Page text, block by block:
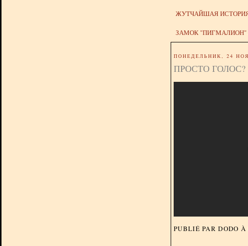
ЖУТЧАЙШАЯ
ЗАМОК
ПОНЕДЕЛЬНИК, 24
ПРОСТО ГОЛОС?
PUBLIÉ PAR DODO À